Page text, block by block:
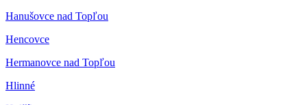
Hanušovce nad Topľou
Hencovce
Hermanovce nad Topľou
Hlinné